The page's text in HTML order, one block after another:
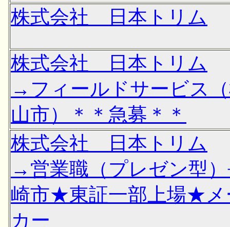
株式会社 日本トリム
株式会社 日本トリム
→フィールドサービス
山市）＊＊急募＊＊
株式会社 日本トリム
→営業職（プレゼン型
崎市★東証一部上場★メ
カー